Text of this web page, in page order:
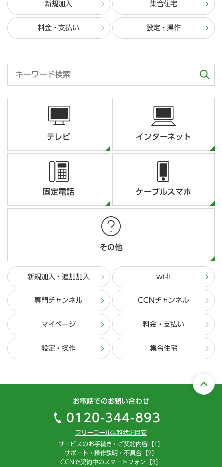
新規加入 集合住宅
料金・支払い 設定・操作
テレビ インターネット
固定電話 ケーブルスマホ
その他
新規加入・追加加入 wi-fi
専門チャンネル CCNチャンネル
マイページ 料金・支払い
設定・操作 集合住宅
お電話でのお問い合わせ
0120-344-893
フリーコール混雑状況目安
サービスのお手続き・ご契約内容［1］
サポート・操作説明・不具合［2］
CCNで契約中のスマートフォン［3］